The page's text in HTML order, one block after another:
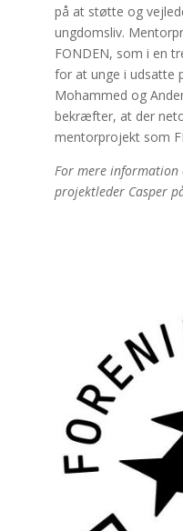
på at støtte og
ungdomsliv.
FONDEN, som i en
for at unge i udsatte
Mohammed og
bekræfter, at der
mentorprojekt som
For mere
projektleder Casper